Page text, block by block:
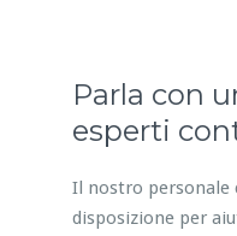
Parla con
esperti
Il nostro personale
disposizione per